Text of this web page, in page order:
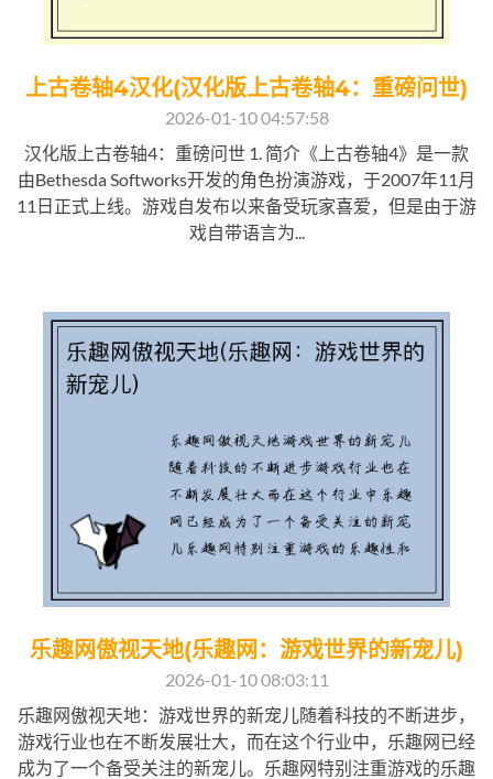
上古卷轴4汉化(汉化版上古卷轴4：重磅问世)
2026-01-10 04:57:58
汉化版上古卷轴4：重磅问世 1. 简介《上古卷轴4》是一款
由Bethesda Softworks开发的角色扮演游戏，于2007年11月
11日正式上线。游戏自发布以来备受玩家喜爱，但是由于游
戏自带语言为...
乐趣网傲视天地(乐趣网：游戏世界的新宠儿)
2026-01-10 08:03:11
乐趣网傲视天地：游戏世界的新宠儿随着科技的不断进步，
游戏行业也在不断发展壮大，而在这个行业中，乐趣网已经
成为了一个备受关注的新宠儿。乐趣网特别注重游戏的乐趣